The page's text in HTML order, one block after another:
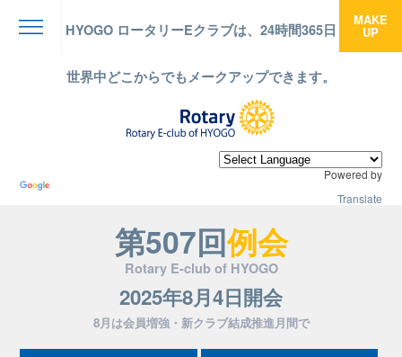
HYOGO ロータリーEクラブは、24時間365日
世界中どこからでもメークアップできます。
MAKE
UP
Powered by
Translate
第507回例会
Rotary E-club of HYOGO
2025年8月4日開会
8月は会員増強・新クラブ結成推進月間で